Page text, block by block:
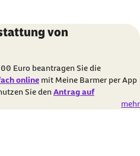
von
Euro beantragen Sie die
online mit Meine Barmer per App
Sie denAntrag auf
mehr